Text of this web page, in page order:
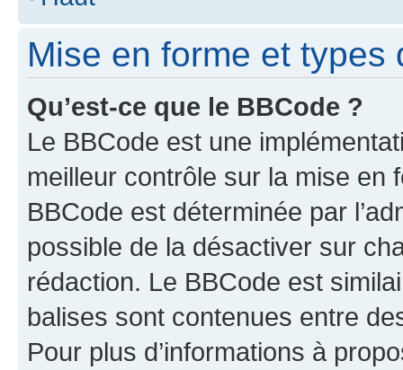
Mise en forme et types
Qu’est-ce que le BBCode ?
Le BBCode est une
meilleur contrôle sur la mise en
BBCode est déterminée par
possible de la désactiver sur
rédaction. Le BBCode est
balises sont contenues entre
Pour plus d’informations à